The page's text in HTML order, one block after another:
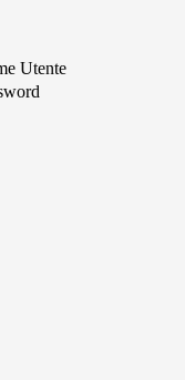
Utente